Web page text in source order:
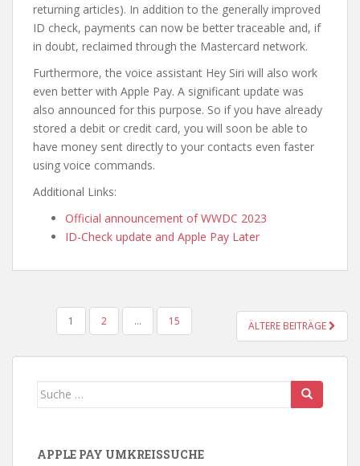
returning articles). In addition to the generally improved
ID check, payments can now be better traceable and, if
in doubt, reclaimed through the Mastercard network.
Furthermore, the voice assistant Hey Siri will also work
even better with Apple Pay. A significant update was
also announced for this purpose. So if you have already
stored a debit or credit card, you will soon be able to
have money sent directly to your contacts even faster
using voice commands.
Additional Links:
Official announcement of WWDC 2023
ID-Check update and Apple Pay Later
BEITRAGS-NAVIGATION
1 2 … 15 ÄLTERE BEITRÄGE
Suche nach:
APPLE PAY UMKREISSUCHE